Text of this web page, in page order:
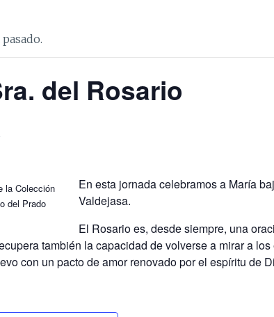
del Rosario
la Colección
del Prado
En esta jornada celebramos a María
Valdejasa.
El Rosario es, desde siempre, una
también la capacidad de volverse a mirar a
con un pacto de amor renovado por el espíritu de